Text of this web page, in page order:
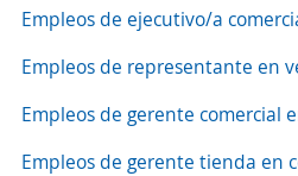
Empleos de ejecutivo/a
Empleos de representante en
Empleos de gerente comercial
Empleos de gerente tienda en